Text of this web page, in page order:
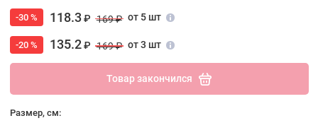
-30 % 118.3₽ 169 ₽ от 5 шт
-20 % 135.2₽ 169 ₽ от 3 шт
Товар закончился
Размер, см: